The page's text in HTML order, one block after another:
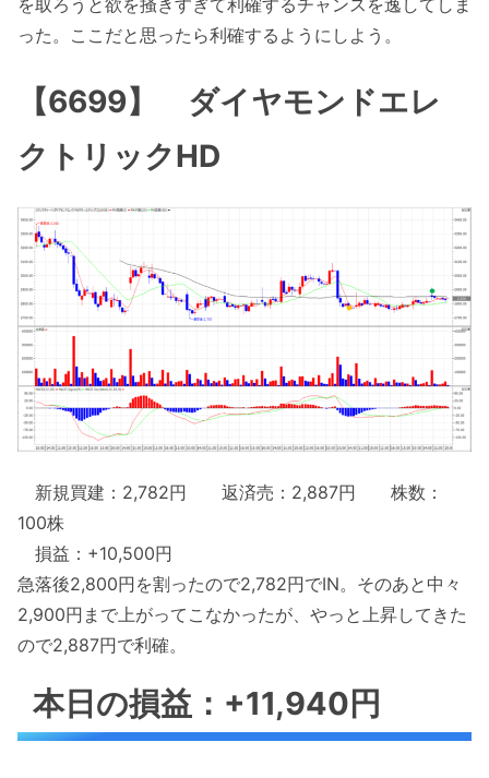
った。ここだと思ったら利確するようにしよう。
【6699】 ダイヤモンドエレ
クトリックHD
新規買建：2,782円 返済売：2,887円 株数：
100株
損益：+10,500円
急落後2,800円を割ったので2,782円でIN。そのあと中々
2,900円まで上がってこなかったが、やっと上昇してきた
ので2,887円で利確。
本日の損益：+11,940円